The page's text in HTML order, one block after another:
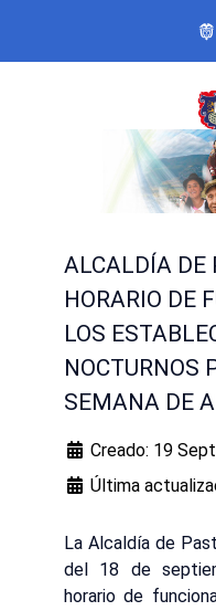
ALCALDÍA DE
HORARIO DE
LOS
NOCTURNOS
SEMANA DE
Creado: 19
Última
La Alcaldía de
del 18 de
horario de